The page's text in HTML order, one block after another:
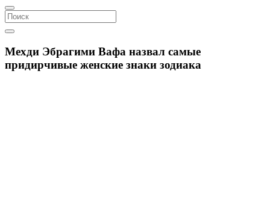
Мехди Эбрагими Вафа назвал самые
придирчивые женские знаки зодиака